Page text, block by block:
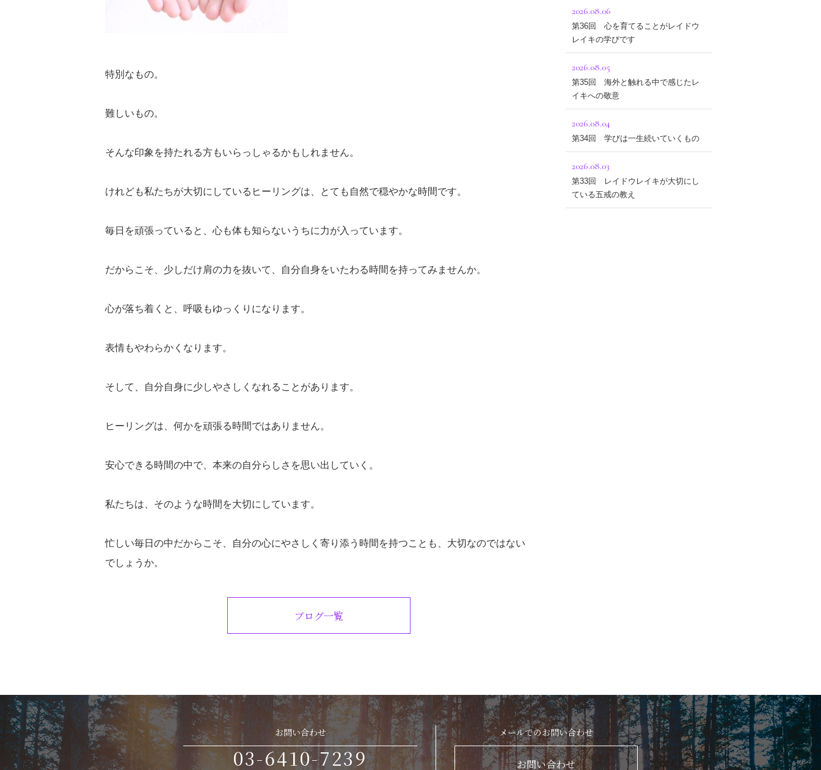
特別なもの。
難しいもの。
そんな印象を持たれる方もいらっしゃるかもしれません。
けれども私たちが大切にしているヒーリングは、とても自然で穏やかな時間です。
毎日を頑張っていると、心も体も知らないうちに力が入っています。
だからこそ、少しだけ肩の力を抜いて、自分自身をいたわる時間を持ってみませんか。
心が落ち着くと、呼吸もゆっくりになります。
表情もやわらかくなります。
そして、自分自身に少しやさしくなれることがあります。
ヒーリングは、何かを頑張る時間ではありません。
安心できる時間の中で、本来の自分らしさを思い出していく。
私たちは、そのような時間を大切にしています。
忙しい毎日の中だからこそ、自分の心にやさしく寄り添う時間を持つことも、大切なのではない
でしょうか。
ブログ一覧
2026.08.06
第36回 心を育てることがレイドウ
レイキの学びです
2026.08.05
第35回 海外と触れる中で感じたレ
イキへの敬意
2026.08.04
第34回 学びは一生続いていくもの
2026.08.03
第33回 レイドウレイキが大切にし
ている五戒の教え
お問い合わせ
03-6410-7239
メールでのお問い合わせ
お問い合わせ